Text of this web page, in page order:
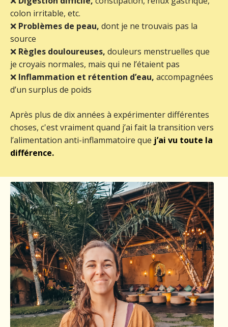
colon irritable, etc.
❌ Problèmes de peau, dont je ne trouvais pas la
source
❌ Règles douloureuses, douleurs menstruelles que
je croyais normales, mais qui ne l’étaient pas
❌ Inflammation et rétention d’eau, accompagnées
d’un surplus de poids
Après plus de dix années à expérimenter différentes
choses, c'est vraiment quand j’ai fait la transition vers
l’alimentation anti-inflammatoire que j’ai vu toute la
différence.